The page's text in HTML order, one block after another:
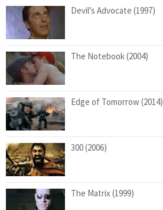
Devil’s Advocate (1997)
The Notebook (2004)
Edge of Tomorrow (2014)
300 (2006)
The Matrix (1999)